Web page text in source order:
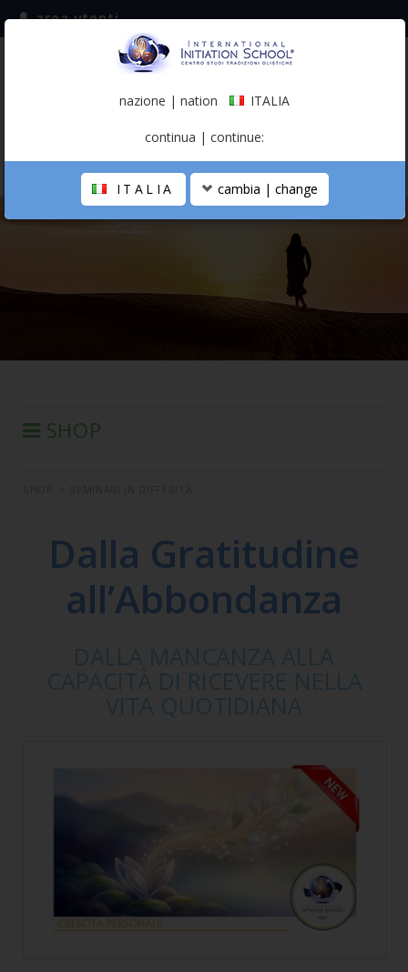
iscriviti alla mailing list
(italiano)
area utenti
LA SCUOLA
SHOP
SEMINARI IN DIFFERITA
Dalla Gratitudine
all’Abbondanza
nazione | nation ITALIA
continua | continue:
ITALIA cambia | change